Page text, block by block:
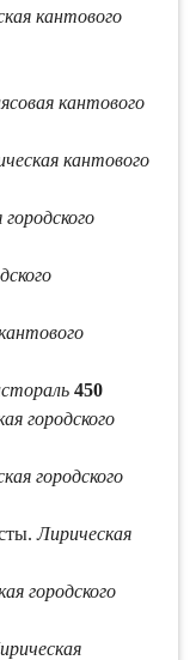
кантового
кантового
кантового
450
городского
городского
Лирическая
городского